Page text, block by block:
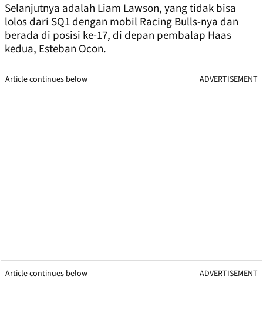
Selanjutnya adalah Liam Lawson, yang tidak bisa
lolos dari SQ1 dengan mobil Racing Bulls-nya dan
berada di posisi ke-17, di depan pembalap Haas
kedua, Esteban Ocon.
Article continues below ADVERTISEMENT
Article continues below ADVERTISEMENT